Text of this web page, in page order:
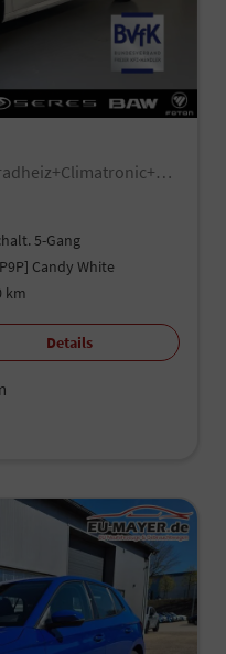
Selection 95PS GV4+Sitzheiz+Lenkradheiz+Climatronic+Sunset+AppConnect+PDC
5-Gang
Candy White
km
Details